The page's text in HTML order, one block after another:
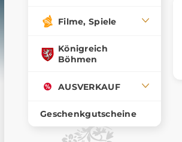
Filme, Spiele
Königreich
Böhmen
AUSVERKAUF
Geschenkgutscheine